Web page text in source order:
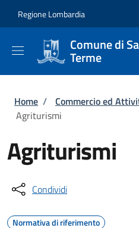
Regione Lombardia
Comune di
Terme
Briciole di pane
Home / Commercio ed
Agriturismi
Agriturismi
Condividi
Normativa di riferimento